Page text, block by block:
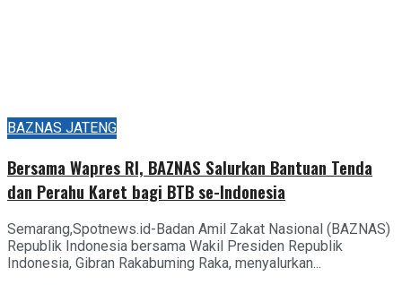
BAZNAS JATENG
Bersama Wapres RI, BAZNAS Salurkan Bantuan Tenda
dan Perahu Karet bagi BTB se-Indonesia
Semarang,Spotnews.id-Badan Amil Zakat Nasional (BAZNAS)
Republik Indonesia bersama Wakil Presiden Republik
Indonesia, Gibran Rakabuming Raka, menyalurkan...